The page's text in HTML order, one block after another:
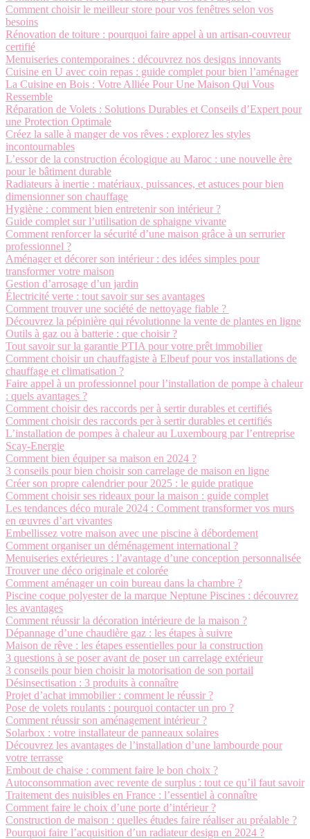
Comment choisir le meilleur store pour vos fenêtres selon vos
besoins
Rénovation de toiture : pourquoi faire appel à un artisan-couvreur
certifié
Menuiseries contemporaines : découvrez nos designs innovants
Cuisine en U avec coin repas : guide complet pour bien l’aménager
La Cuisine en Bois : Votre Alliée Pour Une Maison Qui Vous
Ressemble
Réparation de Volets : Solutions Durables et Conseils d’Expert pour
une Protection Optimale
Créez la salle à manger de vos rêves : explorez les styles
incontournables
L’essor de la construction écologique au Maroc : une nouvelle ère
pour le bâtiment durable
Radiateurs à inertie : matériaux, puissances, et astuces pour bien
dimensionner son chauffage
Hygiène : comment bien entretenir son intérieur ?
Guide complet sur l’utilisation de sphaigne vivante
Comment renforcer la sécurité d’une maison grâce à un serrurier
professionnel ?
Aménager et décorer son intérieur : des idées simples pour
transformer votre maison
Gestion d’arrosage d’un jardin
Électricité verte : tout savoir sur ses avantages
Comment trouver une société de nettoyage fiable ?
Découvrez la pépinière qui révolutionne la vente de plantes en ligne
Outils à gaz ou à batterie : que choisir ?
Tout savoir sur la garantie PTIA pour votre prêt immobilier
Comment choisir un chauffagiste à Elbeuf pour vos installations de
chauffage et climatisation ?
Faire appel à un professionnel pour l’installation de pompe à chaleur
: quels avantages ?
Comment choisir des raccords per à sertir durables et certifiés
Comment choisir des raccords per à sertir durables et certifiés
L’installation de pompes à chaleur au Luxembourg par l’entreprise
Scay-Energie
Comment bien équiper sa maison en 2024 ?
3 conseils pour bien choisir son carrelage de maison en ligne
Créer son propre calendrier pour 2025 : le guide pratique
Comment choisir ses rideaux pour la maison : guide complet
Les tendances déco murale 2024 : Comment transformer vos murs
en œuvres d’art vivantes
Embellissez votre maison avec une piscine à débordement
Comment organiser un déménagement international ?
Menuiseries extérieures : l’avantage d’une conception personnalisée
Trouver une déco originale et colorée
Comment aménager un coin bureau dans la chambre ?
Piscine coque polyester de la marque Neptune Piscines : découvrez
les avantages
Comment réussir la décoration intérieure de la maison ?
Dépannage d’une chaudière gaz : les étapes à suivre
Maison de rêve : les étapes essentielles pour la construction
3 questions à se poser avant de poser un carrelage extérieur
3 conseils pour bien choisir la motorisation de son portail
Désinsectisation : 3 produits à connaître
Projet d’achat immobilier : comment le réussir ?
Pose de volets roulants : pourquoi contacter un pro ?
Comment réussir son aménagement intérieur ?
Solarbox : votre installateur de panneaux solaires
Découvrez les avantages de l’installation d’une lambourde pour
votre terrasse
Embout de chaise : comment faire le bon choix ?
Autoconsommation avec revente de surplus : tout ce qu’il faut savoir
Traitement des nuisibles en France : l’essentiel à connaître
Comment faire le choix d’une porte d’intérieur ?
Construction de maison : quelles études faire réaliser au préalable ?
Pourquoi faire l’acquisition d’un radiateur design en 2024 ?